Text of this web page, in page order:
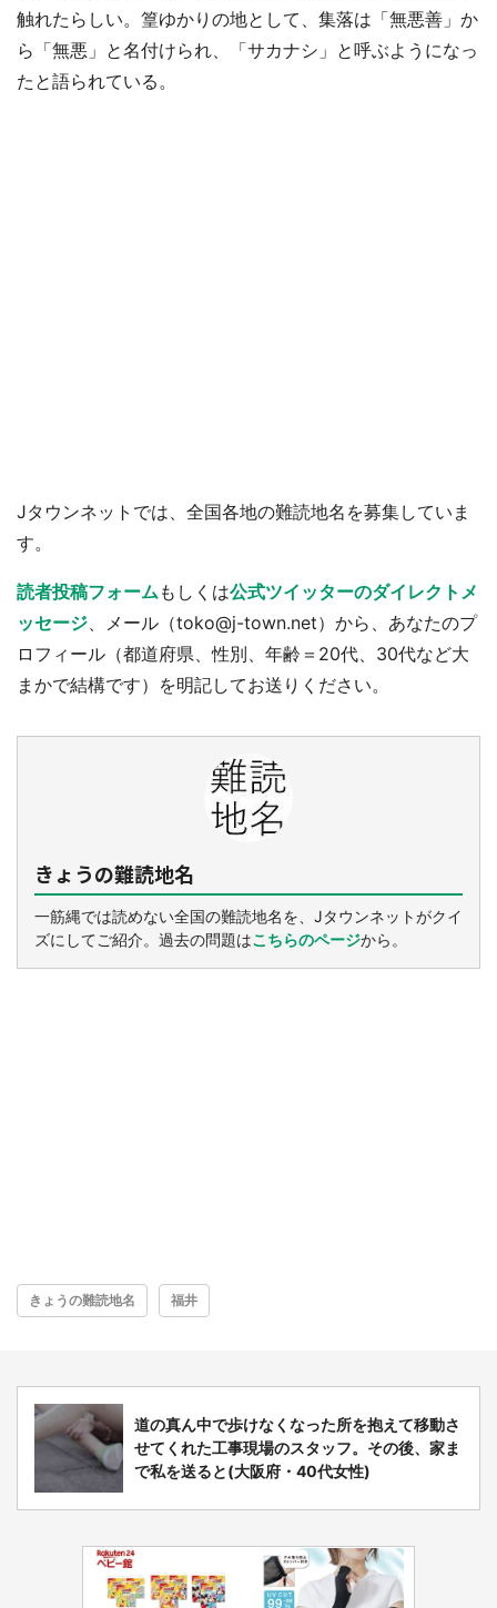
触れたらしい。篁ゆかりの地として、集落は「無悪善」か
ら「無悪」と名付けられ、「サカナシ」と呼ぶようになっ
たと語られている。
Jタウンネットでは、全国各地の難読地名を募集していま
す。
読者投稿フォーム もしくは公式ツイッターのダイレクトメ
ッセージ 、メール（toko@j-town.net）から、あなたのプ
ロフィール（都道府県、性別、年齢＝20代、30代など大
まかで結構です）を明記してお送りください。
きょうの難読地名
一筋縄では読めない全国の難読地名を、Jタウンネットがクイ
ズにしてご紹介。過去の問題はこちらのページから。
きょうの難読地名 福井
道の真ん中で歩けなくなった所を抱えて移動さ
せてくれた工事現場のスタッフ。その後、家ま
で私を送ると(大阪府・40代女性)